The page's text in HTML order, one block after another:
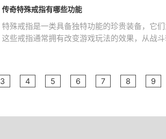
传奇特殊戒指有哪些功能
特殊戒指是一类具备独特功能的珍贵装备，它
这些戒指通常拥有改变游戏玩法的效果，从战
3 4 5 6 7 8 9